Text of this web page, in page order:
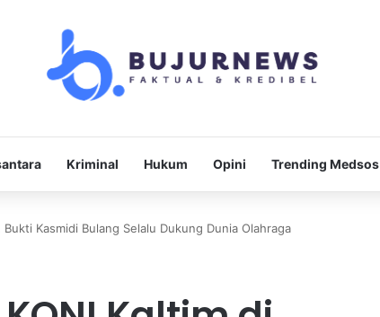
Kriminal Hukum Opini Trending Medsos
Kasmidi Bulang Selalu Dukung Dunia Olahraga